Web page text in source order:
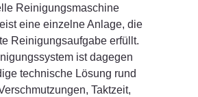
Reinigungsmaschine
eine einzelne Anlage, die
Reinigungsaufgabe erfüllt.
ist dagegen
technische Lösung rund
Taktzeit,